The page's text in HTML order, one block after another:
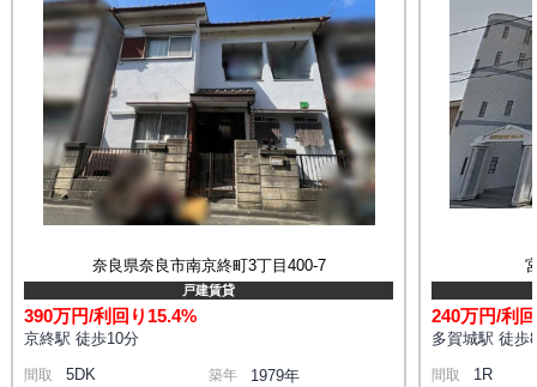
奈良県奈良市南京終町3丁目400-7
戸建賃貸
390万円/利回り15.4%
京終駅 徒歩10分
間取 5DK 築年 1979年
240万円/利
多賀城駅 徒歩
間取 1R